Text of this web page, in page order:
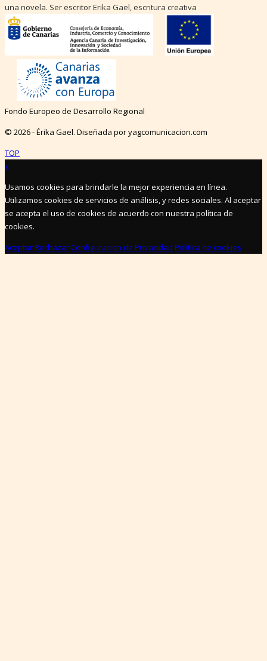
una novela. Ser escritor Erika Gael, escritura creativa
Fondo Europeo de Desarrollo Regional
© 2026 - Érika Gael. Diseñada por yagcomunicacion.com
TOP
x
Usamos cookies para brindarle la mejor experiencia en línea.
Utilizamos cookies de servicios de análisis, y redes sociales. Al aceptar
se acepta el uso de cookies de acuerdo con nuestra política de
cookies.
AceptarRechazarConfiguracion de Privacidad Política de cookies